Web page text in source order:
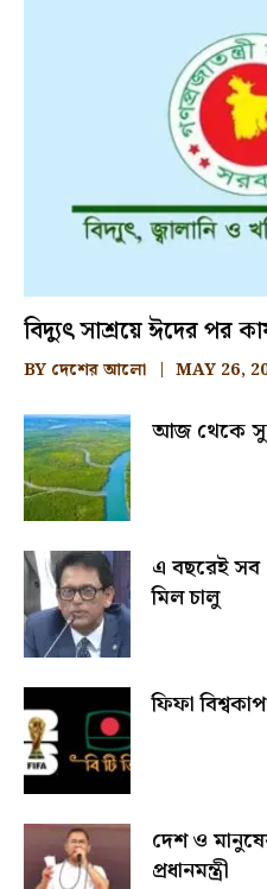
বিদ্যুৎ সাশ্রয়ে ঈদের পর
BY দেশের আলো MAY 26,
আজ থেকে
এ বছরেই সব
মিল চালু
ফিফা
দেশ ও
প্রধানমন্ত্রী